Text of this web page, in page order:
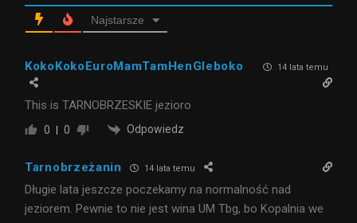
Najstarsze
KokoKokoEuroMamTamHenGleboko 14 lata temu
This is TARNOBRZESKIE jezioro
0 0 Odpowiedz
Tarnobrzeżanin 14 lata temu
Długie lata jeszcze poczekamy na normalność nad
jeziorem. Pewnie to nie jest wina UM Tbg, bo Kopalnia we